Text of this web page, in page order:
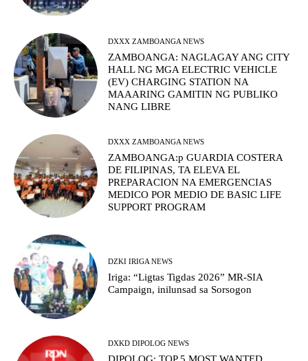
DXXX ZAMBOANGA NEWS
ZAMBOANGA: NAGLAGAY ANG CITY
HALL NG MGA ELECTRIC VEHICLE
(EV) CHARGING STATION NA
MAAARING GAMITIN NG PUBLIKO
NANG LIBRE
DXXX ZAMBOANGA NEWS
ZAMBOANGA:p GUARDIA COSTERA
DE FILIPINAS, TA ELEVA EL
PREPARACION NA EMERGENCIAS
MEDICO POR MEDIO DE BASIC LIFE
SUPPORT PROGRAM
DZKI IRIGA NEWS
Iriga: “Ligtas Tigdas 2026” MR-SIA
Campaign, inilunsad sa Sorsogon
DXKD DIPOLOG NEWS